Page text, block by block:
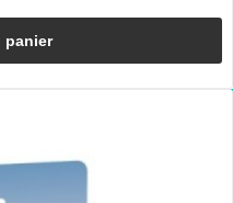
panier